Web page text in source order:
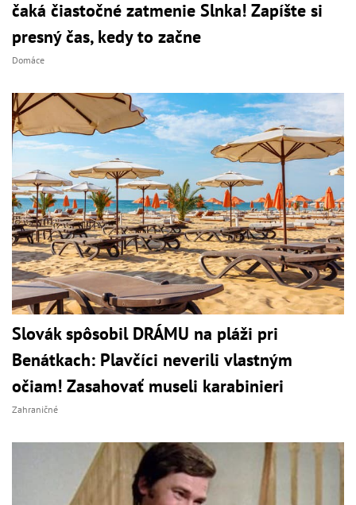
čaká čiastočné zatmenie Slnka! Zapíšte si
presný čas, kedy to začne
Domáce
Slovák spôsobil DRÁMU na pláži pri
Benátkach: Plavčíci neverili vlastným
očiam! Zasahovať museli karabinieri
Zahraničné